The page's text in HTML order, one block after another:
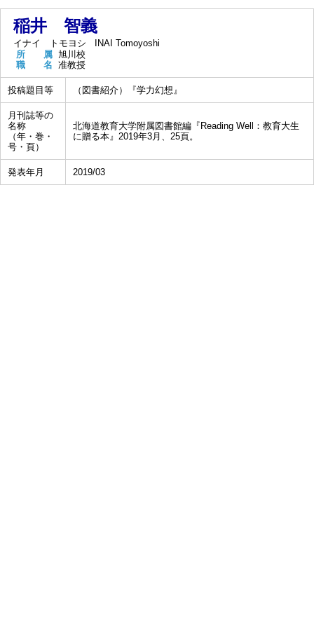
稲井 智義
イナイ トモヨシ
INAI Tomoyoshi
所 属 旭川校
職 名 准教授
投稿題目等 （図書紹介）『学力幻想』
月刊誌等の
名称
（年・巻・
号・頁）
北海道教育大学附属図書館編『Reading Well：教育大生
に贈る本』2019年3月、25頁。
発表年月 2019/03